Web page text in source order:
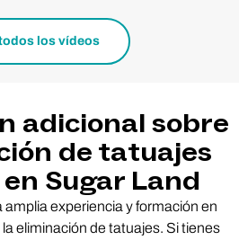
los vídeos
adicional sobre
de tatuajes
Sugar Land
experiencia y formación en
eliminación de tatuajes. Si tienes